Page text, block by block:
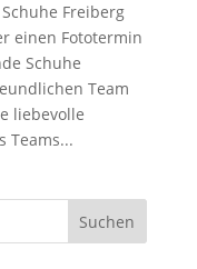
Freiberg
einen Fototermin
Schuhe
Team
liebevolle
Teams...
Suchen